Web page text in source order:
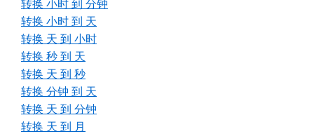
转换 小时 到 分钟
转换 小时 到 天
转换 天 到 小时
转换 秒 到 天
转换 天 到 秒
转换 分钟 到 天
转换 天 到 分钟
转换 天 到 月